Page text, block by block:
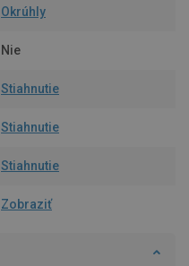
Okrúhly
Nie
Stiahnutie
Stiahnutie
Stiahnutie
Zobraziť